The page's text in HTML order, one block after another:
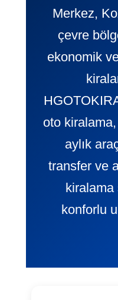
Merkez,
çevre
ekonomik
oto
aylık
transfer ve
kiralama
konforlu